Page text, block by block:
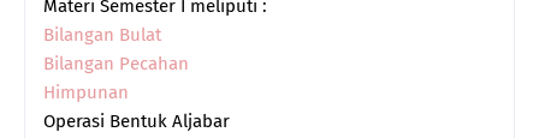
Materi Semester I meliputi :
Bilangan Bulat
Bilangan Pecahan
Himpunan
Operasi Bentuk Aljabar